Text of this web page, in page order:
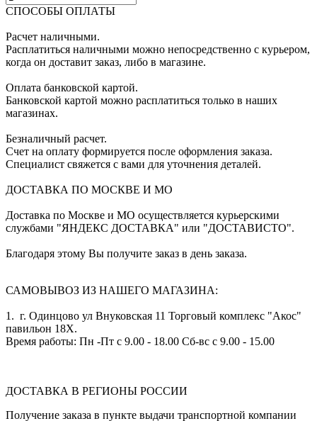
СПОСОБЫ ОПЛАТЫ
Расчет наличными.
Расплатиться наличными можно непосредственно с курьером,
когда он доставит заказ, либо в магазине.
Оплата банковской картой.
Банковской картой можно расплатиться только в наших
магазинах.
Безналичный расчет.
Счет на оплату формируется после оформления заказа.
Специалист свяжется с вами для уточнения деталей.
ДОСТАВКА ПО МОСКВЕ И МО
Доставка по Москве и МО осуществляется курьерскими
службами "ЯНДЕКС ДОСТАВКА" или "ДОСТАВИСТО".
Благодаря этому Вы получите заказ в день заказа.
САМОВЫВОЗ ИЗ НАШЕГО МАГАЗИНА:
1. г. Одинцово ул Внуковская 11 Торговый комплекс "Акос"
павильон 18Х.
Время работы: Пн -Пт с 9.00 - 18.00 Сб-вс с 9.00 - 15.00
ДОСТАВКА В РЕГИОНЫ РОССИИ
Получение заказа в пункте выдачи транспортной компании